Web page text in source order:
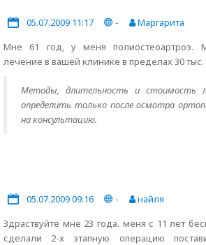
05.07.2009 11:17 -
Маргарита
Мне 61 год, у меня полиостеоартроз.
лечение в вашей клинике в пределах 30 тыс.
Методы, длительность и стоимость
определить только после осмотра
на консультацию.
05.07.2009 09:16 -
найля
Здраствуйте мне 23 года. меня с 11 лет
сделали 2-х этапную операцию